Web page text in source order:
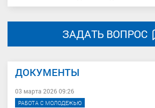
ЗАДАТЬ ВОПРОС
ДОКУМЕНТЫ
03 марта 2026 09:26
РАБОТА С МОЛОДЕЖЬЮ